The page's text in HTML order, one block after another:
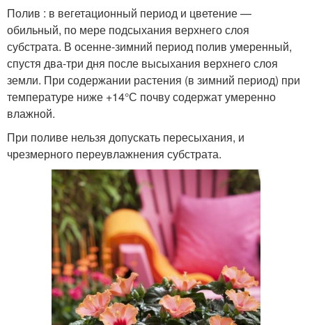
Полив : в вегетационный период и цветение —
обильный, по мере подсыхания верхнего слоя
субстрата. В осенне-зимний период полив умеренный,
спустя два-три дня после высыхания верхнего слоя
земли. При содержании растения (в зимний период) при
температуре ниже +14°С почву содержат умеренно
влажной.
При поливе нельзя допускать пересыхания, и
чрезмерного переувлажнения субстрата.